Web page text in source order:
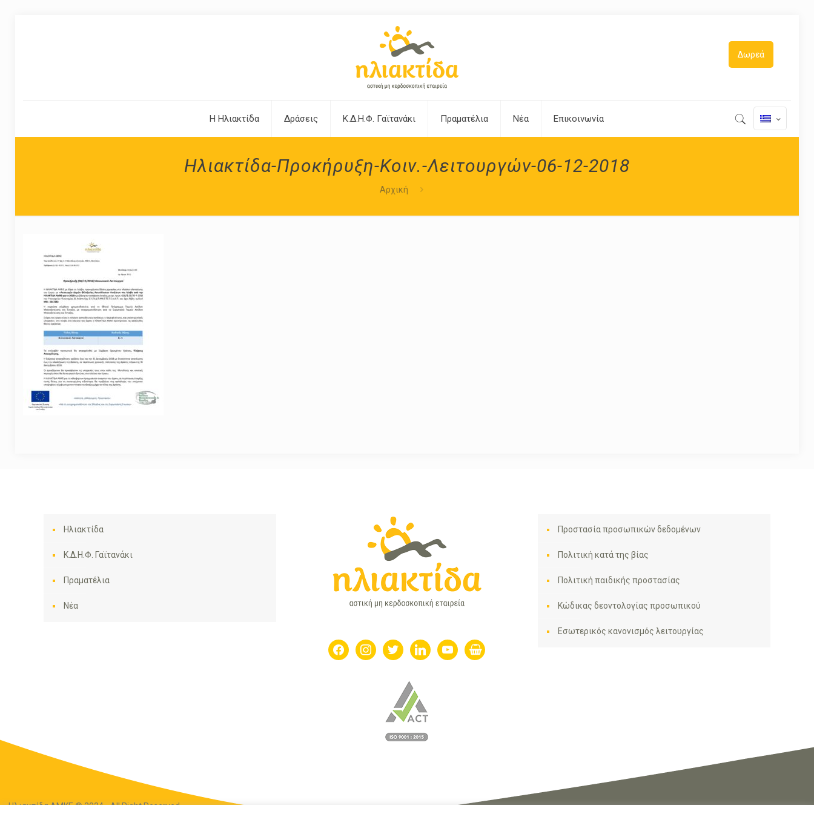
Η Ηλιακτίδα Δράσεις Κ.Δ.Η.Φ. Γαϊτανάκι Πραματέλια Νέα Επικοινωνία
Δωρεά
Ηλιακτίδα-Προκήρυξη-Κοιν.-Λειτουργών-06-12-2018
Αρχική
Ηλιακτίδα
Κ.Δ.Η.Φ. Γαϊτανάκι
Πραματέλια
Νέα
facebookinstagram
twitter linkedinyoutubeshopping-
basket
Προστασία προσωπικών δεδομένων
Πολιτική κατά της βίας
Πολιτική παιδικής προστασίας
Κώδικας δεοντολογίας προσωπικού
Εσωτερικός κανονισμός λειτουργίας
Ηλιακτίδα ΑΜΚΕ © 2024 - All Right Reserved